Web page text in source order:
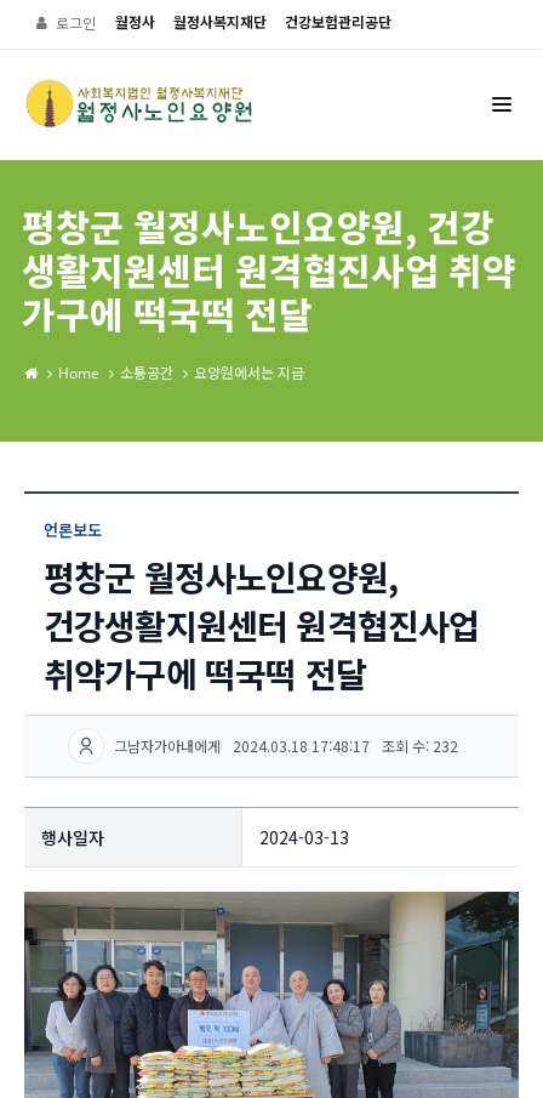
로그인 월정사 월정사복지재단 건강보험관리공단
평창군 월정사노인요양원, 건강
생활지원센터 원격협진사업 취약
가구에 떡국떡 전달
Home 소통공간 요양원에서는 지금
언론보도
평창군 월정사노인요양원,
건강생활지원센터 원격협진사업
취약가구에 떡국떡 전달
그남자가아내에게 2024.03.18 17:48:17 조회 수: 232
행사일자 2024-03-13